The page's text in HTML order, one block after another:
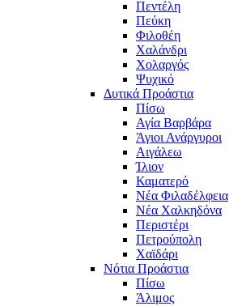
Πεντέλη
Πεύκη
Φιλοθέη
Χαλάνδρι
Χολαργός
Ψυχικό
Δυτικά Προάστια
Πίσω
Αγία Βαρβάρα
Άγιοι Ανάργυροι
Αιγάλεω
Ίλιον
Καματερό
Νέα Φιλαδέλφεια
Νέα Χαλκηδόνα
Περιστέρι
Πετρούπολη
Χαϊδάρι
Νότια Προάστια
Πίσω
Άλιμος